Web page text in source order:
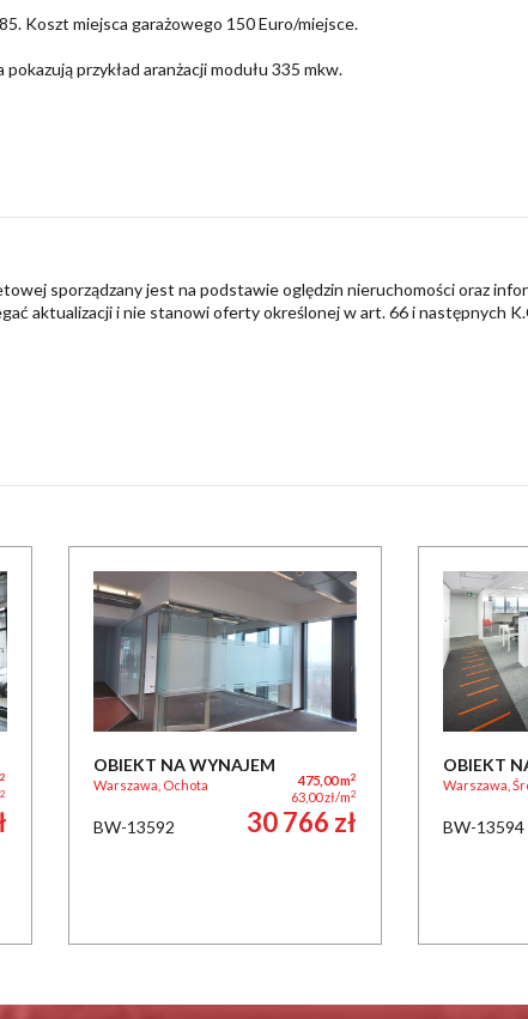
Koszt miejsca garażowego 150 Euro/miejsce.
przykład aranżacji modułu 335 mkw.
sporządzany jest na podstawie oględzin nieruchomości oraz
aktualizacji i nie stanowi oferty określonej w art. 66 i następnych
2
2
OBIEKT NA WYNAJEM
Warszawa, Ochota 475,00 m2
63,00 zł/m2
BW-13592 30 766 zł
OBIEKT
Warszawa,
BW-13594